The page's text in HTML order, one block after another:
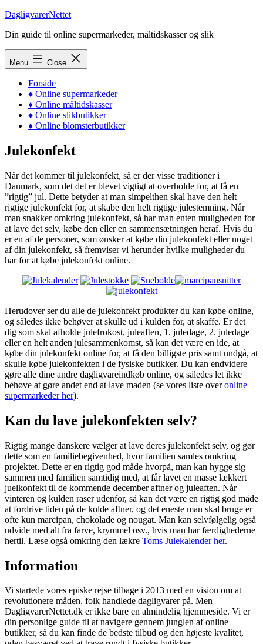
Skip
content
DagligvarerNettet
Din guide til online supermarkeder, måltidskasser og slik
Menu Close
Forside
♦ Online supermarkeder
♦ Online måltidskasser
♦ Online slikbutikker
♦ Online blomsterbutikker
Julekonfekt
Når det kommer til julekonfekt, så er der visse traditioner i
Danmark, som det det er blevet vigtigt at overholde for, at få en
”rigtig” jul. Dette betyder at man simpelthen skal have den helt
rigtige julekonfekt for, at skabe den helt rigtige julestemning. Når
man snakker omkring julekonfekt, så har man enten muligheden for
at lave det selv, købe den eller en sammensætningen heraf. Hvis du
er en af de personer, som ønsker at købe din julekonfekt eller noget
af din julekonfekt, så fremviser vi herunder hvilke muligheder du
har for at købe julekonfekt online.
Herudover ser du alle de julekonfekt produkter du kan købe online,
og således ikke behøver at skulle ud i kulden for, at skaffe. Er det
dig som skal afholde julefrokost, juleaften, 1. juledage, 2. juledage
eller en helt anden julesammenkomst, så kan det være en ide, at
købe din julekonfekt online for, at få den billigste pris samt undgå, at
skulle købe julekonfekten i de fysiske butikker. Du kan endvidere
gøre alle dine andre dagligvareindkøb online, og således let ikke
behøve at gøre andet end at lave maden (se vores liste overonline
supermarkeder her).
Kan du lave julekonfekten selv?
Rigtig mange danskere vælger at lave deres julekonfekt selv, og gør
dette som en familiebegivenhed, hvor familien samles omkring
projektet. Dette er en rigtig god måde hvorpå, man kan hygge sig
sammen med familien samtidig med, at får lavet en masse lækkert
juelkonfekt til de kommende december aftner og juleaften. Når
vinteren og kulden raser udenfor, så kan det være en rigtig god måde
at fordrive tiden på de kolde aftner, og det eneste man skal bruge er
ofte kun marcipan, chokolade og nougat. Man kan selvfølgelig også
udvide med alt fra farve, krymmel osv., hvis man har færdighederne
hertil. Læse også omkring den lækre Toms Julekalender her.
Information
Vi startede vores episke rejse tilbage i 2013 med en vision om at
revolutionere måden, folk handlede dagligvarer på. Men
DagligvarerNettet.dk er ikke bare en almindelig hjemmeside. Vi er
din personlige guide til at navigere gennem junglen af online
butikker, så du kan finde de bedste tilbud og den højeste kvalitet,